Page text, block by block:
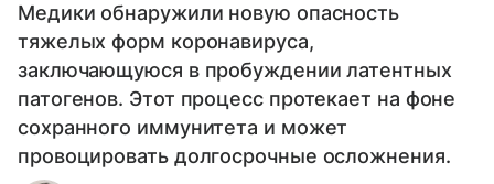
Медики обнаружили новую опасность
тяжелых форм коронавируса,
заключающуюся в пробуждении латентных
патогенов. Этот процесс протекает на фоне
сохранного иммунитета и может
провоцировать долгосрочные осложнения.